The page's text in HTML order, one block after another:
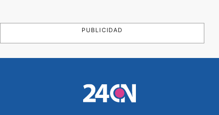
PUBLICIDAD